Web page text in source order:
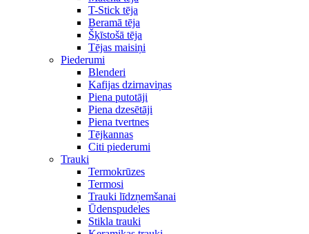
T-Stick tēja
Beramā tēja
Šķīstošā tēja
Tējas maisiņi
Piederumi
Blenderi
Kafijas dzirnaviņas
Piena putotāji
Piena dzesētāji
Piena tvertnes
Tējkannas
Citi piederumi
Trauki
Termokrūzes
Termosi
Trauki līdzņemšanai
Ūdenspudeles
Stikla trauki